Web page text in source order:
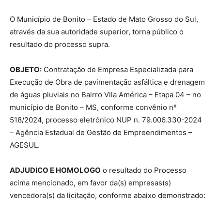
O Município de Bonito – Estado de Mato Grosso do Sul,
através da sua autoridade superior, torna público o
resultado do processo supra.
OBJETO: Contratação de Empresa Especializada para
Execução de Obra de pavimentação asfáltica e drenagem
de águas pluviais no Bairro Vila América – Etapa 04 – no
município de Bonito – MS, conforme convênio nº
518/2024, processo eletrônico NUP n. 79.006.330-2024
– Agência Estadual de Gestão de Empreendimentos –
AGESUL.
ADJUDICO E HOMOLOGO o resultado do Processo
acima mencionado, em favor da(s) empresas(s)
vencedora(s) da licitação, conforme abaixo demonstrado: